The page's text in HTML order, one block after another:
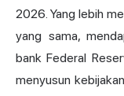
2026. Yang lebih
yang sama,
bank Federal
menyusun